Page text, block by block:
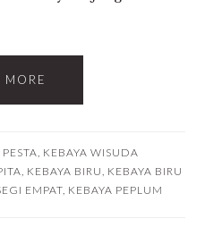
MORE
, KEBAYA WISUDA
, KEBAYA BIRU, KEBAYA BIRU
EMPAT, KEBAYA PEPLUM